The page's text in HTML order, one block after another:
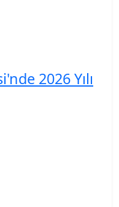
2026 Yılı